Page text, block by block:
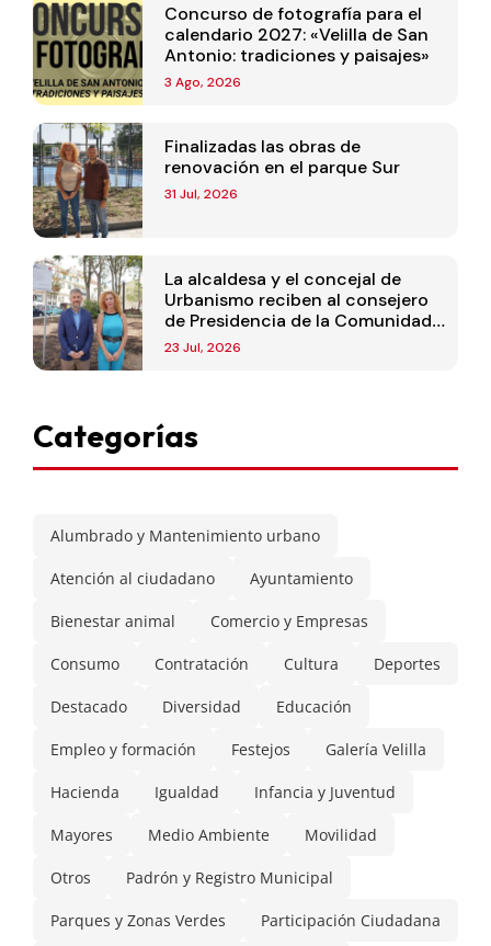
Concurso de fotografía para el
calendario 2027: «Velilla de San
Antonio: tradiciones y paisajes»
3 Ago, 2026
Finalizadas las obras de
renovación en el parque Sur
31 Jul, 2026
La alcaldesa y el concejal de
Urbanismo reciben al consejero
de Presidencia de la Comunidad
de Madrid
23 Jul, 2026
Categorías
Alumbrado y Mantenimiento urbano
Atención al ciudadano Ayuntamiento
Bienestar animal Comercio y Empresas
Consumo Contratación Cultura Deportes
Destacado Diversidad Educación
Empleo y formación Festejos Galería Velilla
Hacienda Igualdad Infancia y Juventud
Mayores Medio Ambiente Movilidad
Otros Padrón y Registro Municipal
Parques y Zonas Verdes Participación Ciudadana